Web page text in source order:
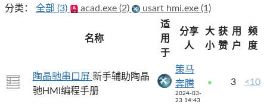
分类：
全部 (3) acad.exe (2) usart hmi.exe (1)
名称
适
用
于
分享
人
大
小
获
赞
用
户
频
度
陶晶驰串口屏 新手辅助陶晶
驰HMI编程手册
策马
奔腾
2024-03-
23 14:43
3 <10